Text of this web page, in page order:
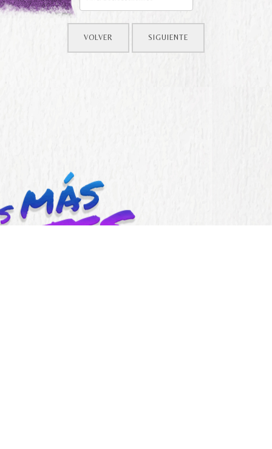
VOLVER SIGUIENTE